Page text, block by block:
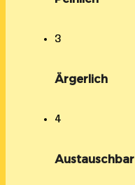
3
Ärgerlich
4
Austauschbar